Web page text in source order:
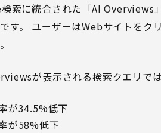
索に統合された「AI Overviews
す。 ユーザーはWebサイトをク
が表示される検索クエリで
が34.5%低下
が58%低下